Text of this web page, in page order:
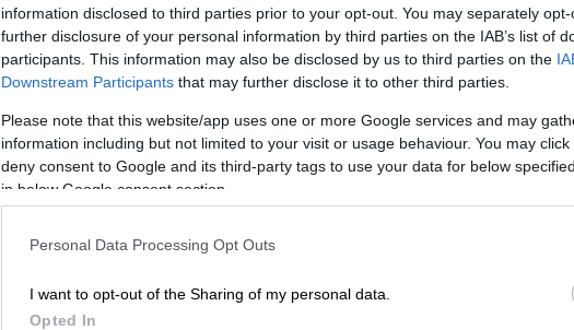
information disclosed to third parties prior to your opt-out. You may separately
further disclosure of your personal information by third parties on the IAB’s list of
participants. This information may also be disclosed by us to third parties on the
Downstream Participants that may further disclose it to other third parties.
Please note that this website/app uses one or more Google services and may
information including but not limited to your visit or usage behaviour. You may
deny consent to Google and its third-party tags to use your data for below
in below Google consent section.
Personal Data Processing Opt Outs
I want to opt-out of the Sharing of my personal data.
Opted In
Κόσμος |19.03.2026 11:32
Ελληνικοί Patriot κατέρριψαν
ιρανικούς βαλλιστικούς
πυραύλους στη Σαουδική Αραβία -
Η ανακοίνωση Δένδια
για το περιστατικό